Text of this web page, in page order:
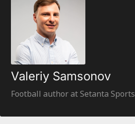
Valeriy Samsonov
Football author at Setanta Sports